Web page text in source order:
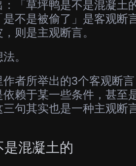
「草坪鸭是不是混凝土
不是被偷了」是客观断
则是主观断言。
。
者所举出的3个客观断
依赖于某一些条件，甚至
句其实也是一种主观断
混凝土的